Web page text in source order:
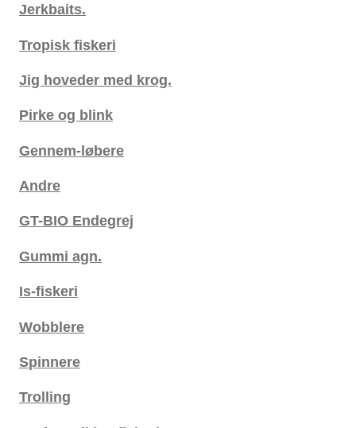
Jerkbaits.
Tropisk fiskeri
Jig hoveder med krog.
Pirke og blink
Gennem-løbere
Andre
GT-BIO Endegrej
Gummi agn.
Is-fiskeri
Wobblere
Spinnere
Trolling